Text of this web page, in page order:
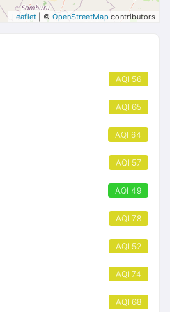
Leaflet | © OpenStreetMap contributors
AQI 56
AQI 65
AQI 64
AQI 57
AQI 49
AQI 78
AQI 52
AQI 74
AQI 68